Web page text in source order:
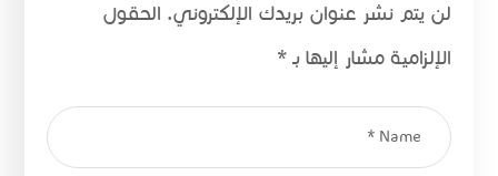
لن يتم نشر عنوان بريدك الإلكتروني. الحقول
الإلزامية مشار إليها بـ*